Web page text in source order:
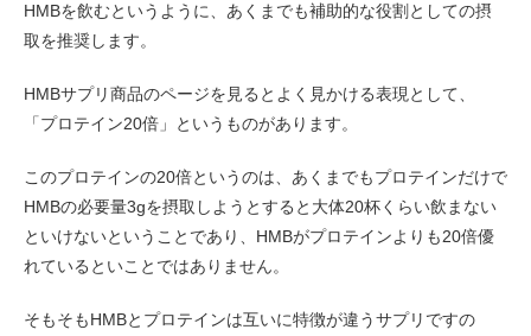
HMBを飲むというように、あくまでも補助的な役割としての摂
取を推奨します。
HMBサプリ商品のページを見るとよく見かける表現として、
「プロテイン20倍」というものがあります。
このプロテインの20倍というのは、あくまでもプロテインだけで
HMBの必要量3gを摂取しようとすると大体20杯くらい飲まない
といけないということであり、HMBがプロテインよりも20倍優
れているといことではありません。
そもそもHMBとプロテインは互いに特徴が違うサプリですの